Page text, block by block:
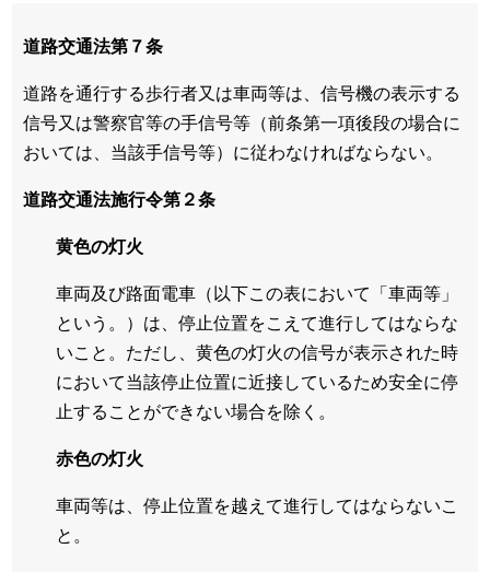
道路交通法第７条
道路を通行する歩行者又は車両等は、信号機の表示する
信号又は警察官等の手信号等（前条第一項後段の場合に
おいては、当該手信号等）に従わなければならない。
道路交通法施行令第２条
黄色の灯火
車両及び路面電車（以下この表において「車両等」
という。）は、停止位置をこえて進行してはならな
いこと。ただし、黄色の灯火の信号が表示された時
において当該停止位置に近接しているため安全に停
止することができない場合を除く。
赤色の灯火
車両等は、停止位置を越えて進行してはならないこ
と。